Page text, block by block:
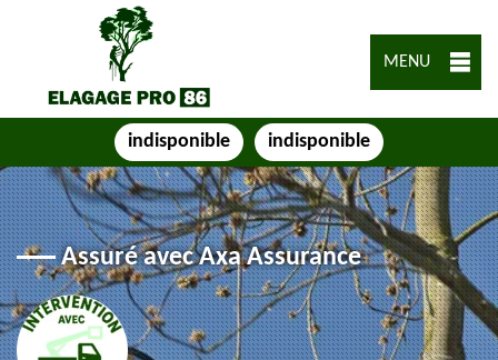
MENU
indisponible indisponible
Assuré avec Axa Assurance